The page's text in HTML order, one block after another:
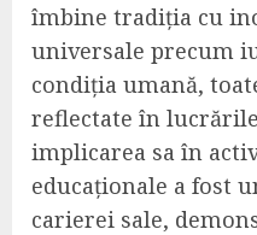
îmbine tradiția cu
universale precum
condiția umană,
reflectate în lucrările
implicarea sa în
educaționale a fost
carierei sale,